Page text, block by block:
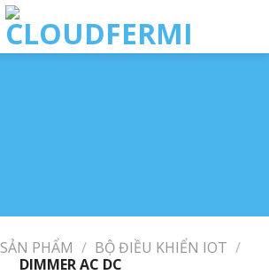
SẢN PHẨM / BỘ ĐIỀU KHIỂN IOT /
DIMMER AC DC